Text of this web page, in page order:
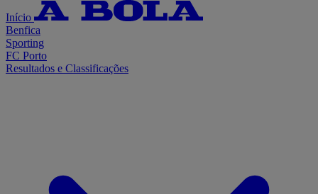
Início
Benfica
Sporting
FC Porto
Resultados e Classificações